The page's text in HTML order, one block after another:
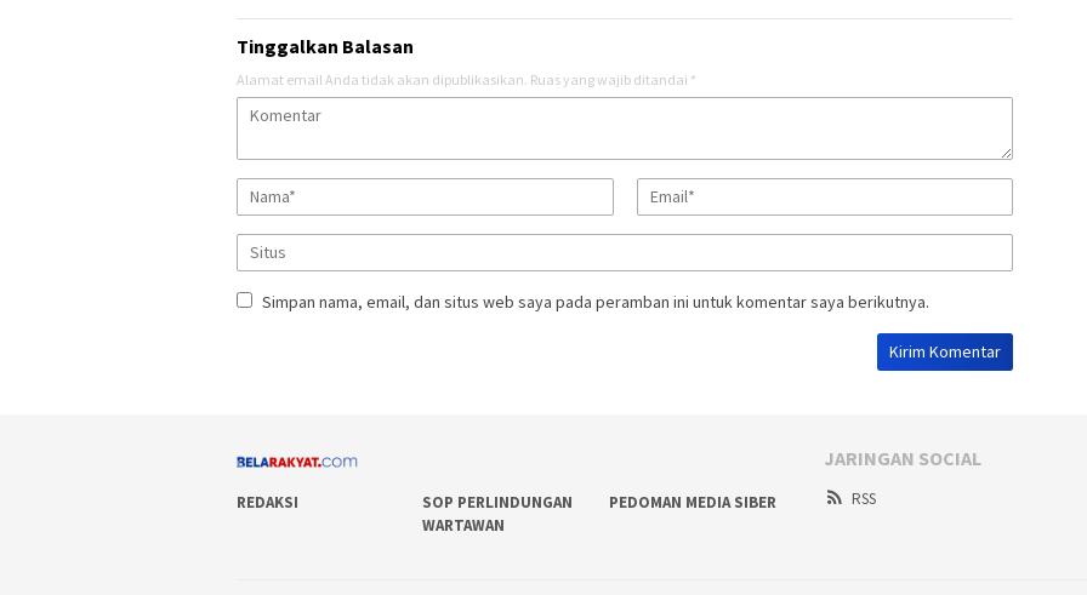
Tinggalkan Balasan
Alamat email Anda tidak akan dipublikasikan. Ruas yang wajib ditandai *
Simpan nama, email, dan situs web saya pada peramban ini untuk komentar saya berikutnya.
REDAKSI
SOP PERLINDUNGAN
WARTAWAN
PEDOMAN MEDIA SIBER
JARINGAN SOCIAL
RSS